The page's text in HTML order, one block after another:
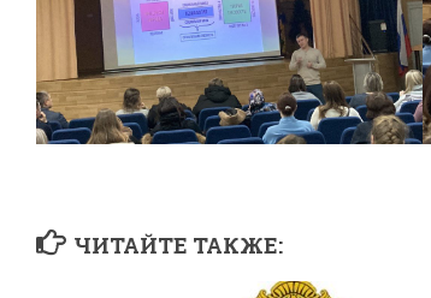
ЧИТАЙТЕ ТАКЖЕ: